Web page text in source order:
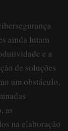
ainda lutam
e a
de soluções
um obstáculo,
as
na elaboração